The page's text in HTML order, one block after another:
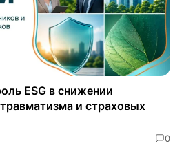
ESG в снижении
и страховых
0